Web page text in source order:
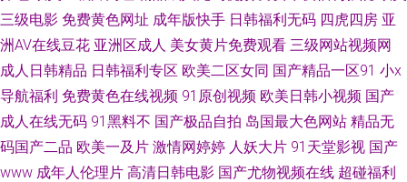
三级电影 免费黄色网址 成年版快手 日韩福利无码 四虎四房 亚
洲AV在线豆花 亚洲区成人 美女黄片免费观看 三级网站视频网
成人日韩精品 日韩福利专区 欧美二区女同 国产精品一区91 小x
导航福利 免费黄色在线视频 91原创视频 欧美日韩小视频 国产
成人在线无码 91黑料不 国产极品自拍 岛国最大色网站 精品无
码国产二品 欧美一及片 激情网婷婷 人妖大片 91天堂影视 国产
www 成年人伦理片 高清日韩电影 国产尤物视频在线 超碰福利